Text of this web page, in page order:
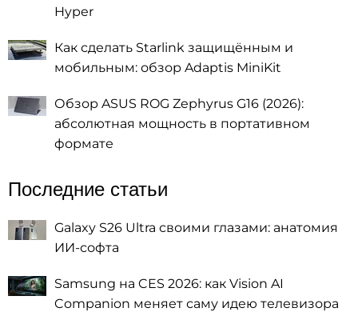
Hyper
Как сделать Starlink защищённым и
мобильным: обзор Adaptis MiniKit
Обзор ASUS ROG Zephyrus G16 (2026):
абсолютная мощность в портативном
формате
Последние статьи
Galaxy S26 Ultra своими глазами: анатомия
ИИ-софта
Samsung на CES 2026: как Vision AI
Companion меняет саму идею телевизора